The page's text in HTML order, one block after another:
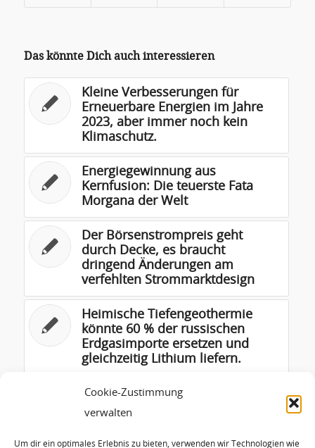
Cookie-Zustimmung
verwalten
Um dir ein optimales Erlebnis zu bieten, verwenden wir Technologien wie
Das könnte Dich auch interessieren
Kleine Verbesserungen für
Erneuerbare Energien im Jahre
2023, aber immer noch kein
Klimaschutz.
Energiegewinnung aus
Kernfusion: Die teuerste Fata
Morgana der Welt
Der Börsenstrompreis geht
durch Decke, es braucht
dringend Änderungen am
verfehlten Strommarktdesign
Heimische Tiefengeothermie
könnte 60 % der russischen
Erdgasimporte ersetzen und
gleichzeitig Lithium liefern.
In Berlin wird blockiert – vor
allem der Klimaschutz durch die